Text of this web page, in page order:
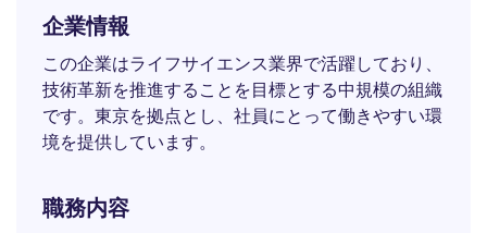
企業情報
この企業はライフサイエンス業界で活躍しており、
技術革新を推進することを目標とする中規模の組織
です。東京を拠点とし、社員にとって働きやすい環
境を提供しています。
職務内容